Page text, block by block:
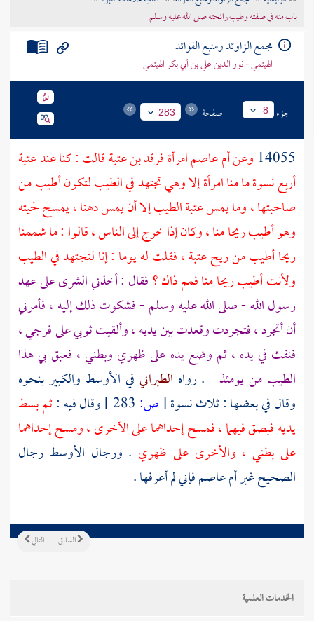
باب منه في صفته وطيب رائحته صلى الله عليه وسلم
مجمع الزاوئد ومنبع الفوائد
الهيثمي - نور الدين علي بن أبي بكر الهيثمي
جزء 8 صفحة 283
14055 وعنأم عاصمامرأةفرقد بن عتبةقالت : كنا عندعتبة
أربع نسوة ما منا امرأة إلا وهي تجتهد في الطيب لتكون أطيب من
صاحبتها ، وما يمسعتبةالطيب إلا أن يمس دهنا ، يمسح لحيته
وهو أطيب ريحا منا ، وكان إذا خرج إلى الناس ، قالوا : ما شممنا
ريحا أطيب من ريحعتبة، فقلت له يوما : إنا لنجتهد في الطيب
ولأنت أطيب ريحا منا فمم ذاك ؟فقال : أخذني الشرى على عهد
رسول الله - صلى الله عليه وسلم - فشكوت ذلك إليه ، فأمرني
أن أتجرد ، فتجردت وقعدت بين يديه ، وألقيت ثوبي على فرجي ،
فنفث في يده ، ثم وضع يده على ظهري وبطني ، فعبق بي هذا
الطيب من يومئذ . رواه الطبراني في الأوسط والكبير بنحوه
وقال في بعضها : ثلاث نسوة[ص: وقال فيه :ثم بسط
يديه فبصق فيهما ، فمسح إحداهما على الأخرى ، ومسح إحداهما
على بطني ، والأخرى على ظهري . ورجال الأوسط رجال
الصحيح غيرأم عاصمفإني لم أعرفها .
التالي السابق
الخدمات العلمية